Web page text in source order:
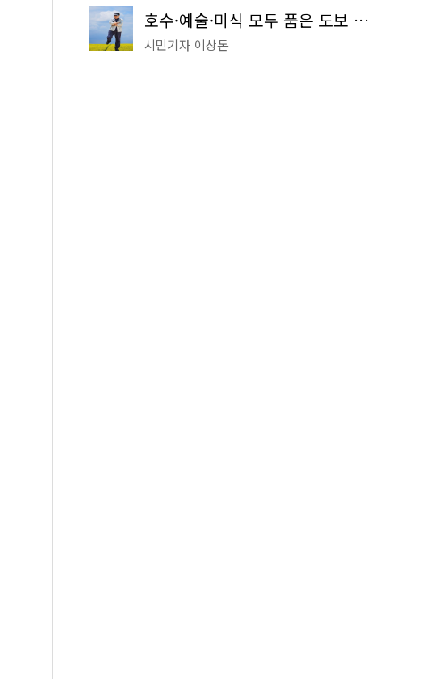
호수·예술·미식 모두 품은 도보 코스! 서울식물원~LG아트센터~마곡테라스거리
시민기자 이상돈